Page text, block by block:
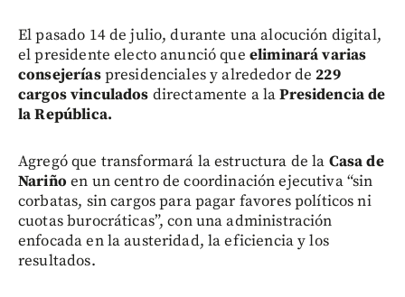
El pasado 14 de julio, durante una alocución digital,
el presidente electo anunció que eliminará varias
consejeríaspresidenciales y alrededor de 229
cargos vinculados directamente a laPresidencia de
la República.
Agregó que transformará la estructura de la Casa de
Nariño en un centro de coordinación ejecutiva “sin
corbatas, sin cargos para pagar favores políticos ni
cuotas burocráticas”, con una administración
enfocada en la austeridad, la eficiencia y los
resultados.